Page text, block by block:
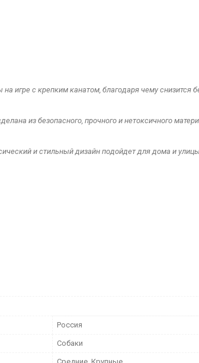
игре с крепким канатом, благодаря чему снизится
из безопасного, прочного и нетоксичного
и стильный дизайн подойдет для дома и
Россия
Собаки